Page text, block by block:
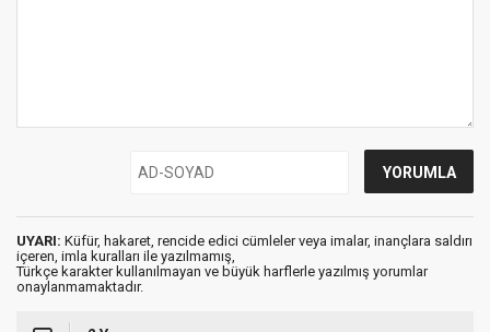
UYARI: Küfür, hakaret, rencide edici cümleler veya imalar, inançlara saldırı
içeren, imla kuralları ile yazılmamış,
Türkçe karakter kullanılmayan ve büyük harflerle yazılmış yorumlar
onaylanmamaktadır.